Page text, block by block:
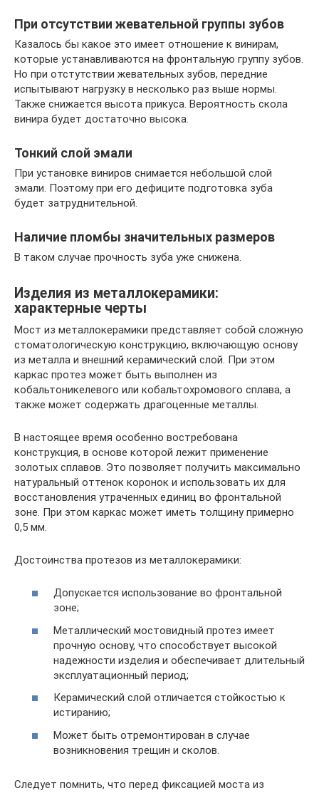
При отсутствии жевательной группы зубов
Казалось бы какое это имеет отношение к винирам,
которые устанавливаются на фронтальную группу зубов.
Но при отстутствии жевательных зубов, передние
испытывают нагрузку в несколько раз выше нормы.
Также снижается высота прикуса. Вероятность скола
винира будет достаточно высока.
Тонкий слой эмали
При установке виниров снимается небольшой слой
эмали. Поэтому при его дефиците подготовка зуба
будет затруднительной.
Наличие пломбы значительных размеров
В таком случае прочность зуба уже снижена.
Изделия из металлокерамики:
характерные черты
Мост из металлокерамики представляет собой сложную
стоматологическую конструкцию, включающую основу
из металла и внешний керамический слой. При этом
каркас протез может быть выполнен из
кобальтоникелевого или кобальтохромового сплава, а
также может содержать драгоценные металлы.
В настоящее время особенно востребована
конструкция, в основе которой лежит применение
золотых сплавов. Это позволяет получить максимально
натуральный оттенок коронок и использовать их для
восстановления утраченных единиц во фронтальной
зоне. При этом каркас может иметь толщину примерно
0,5 мм.
Достоинства протезов из металлокерамики:
Допускается использование во фронтальной
зоне;
Металлический мостовидный протез имеет
прочную основу, что способствует высокой
надежности изделия и обеспечивает длительный
эксплуатационный период;
Керамический слой отличается стойкостью к
истиранию;
Может быть отремонтирован в случае
возникновения трещин и сколов.
Следует помнить, что перед фиксацией моста из